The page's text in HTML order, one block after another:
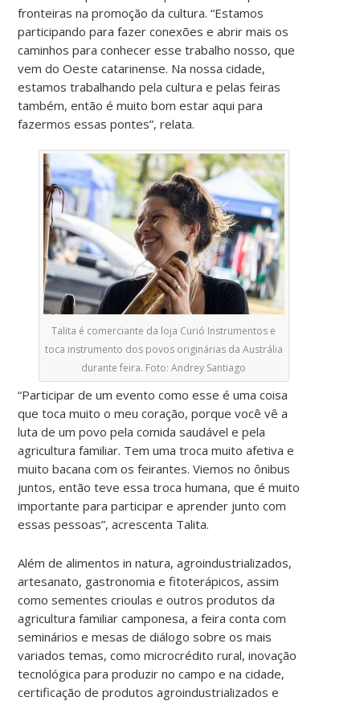
fronteiras na promoção da cultura. “Estamos
participando para fazer conexões e abrir mais os
caminhos para conhecer esse trabalho nosso, que
vem do Oeste catarinense. Na nossa cidade,
estamos trabalhando pela cultura e pelas feiras
também, então é muito bom estar aqui para
fazermos essas pontes”, relata.
Talita é comerciante da loja Curió Instrumentos e
toca instrumento dos povos originárias da Austrália
durante feira. Foto: Andrey Santiago
“Participar de um evento como esse é uma coisa
que toca muito o meu coração, porque você vê a
luta de um povo pela comida saudável e pela
agricultura familiar. Tem uma troca muito afetiva e
muito bacana com os feirantes. Viemos no ônibus
juntos, então teve essa troca humana, que é muito
importante para participar e aprender junto com
essas pessoas”, acrescenta Talita.
Além de alimentos in natura, agroindustrializados,
artesanato, gastronomia e fitoterápicos, assim
como sementes crioulas e outros produtos da
agricultura familiar camponesa, a feira conta com
seminários e mesas de diálogo sobre os mais
variados temas, como microcrédito rural, inovação
tecnológica para produzir no campo e na cidade,
certificação de produtos agroindustrializados e